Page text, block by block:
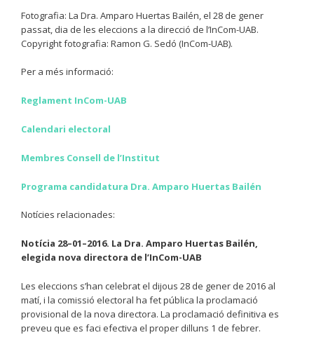
Fotografia: La Dra. Amparo Huertas Bailén, el 28 de gener
passat, dia de les eleccions a la direcció de l’InCom-UAB.
Copyright fotografia: Ramon G. Sedó (InCom-UAB).
Per a més informació:
Reglament InCom-UAB
Calendari electoral
Membres Consell de l’Institut
Programa candidatura Dra. Amparo Huertas Bailén
Notícies relacionades:
Notícia 28–01–2016. La Dra. Amparo Huertas Bailén,
elegida nova directora de l’InCom-UAB
Les eleccions s’han celebrat el dijous 28 de gener de 2016 al
matí, i la comissió electoral ha fet pública la proclamació
provisional de la nova directora. La proclamació definitiva es
preveu que es faci efectiva el proper dilluns 1 de febrer.